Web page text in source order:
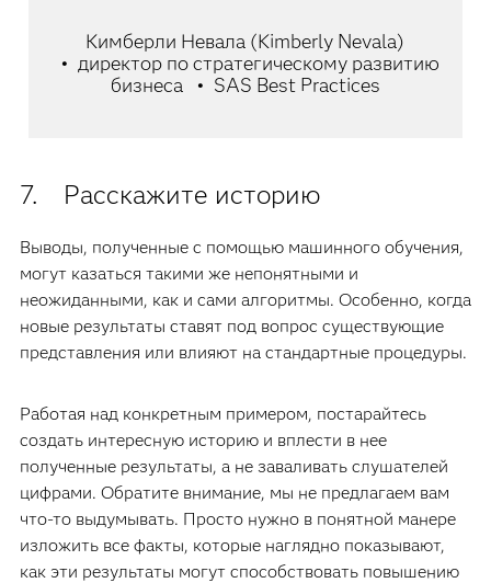
Кимберли Невала (Kimberly Nevala)
директор по стратегическому развитию
бизнеса
SAS Best Practices
7. Расскажите историю
Выводы, полученные с помощью машинного обучения,
могут казаться такими же непонятными и
неожиданными, как и сами алгоритмы. Особенно, когда
новые результаты ставят под вопрос существующие
представления или влияют на стандартные процедуры.
Работая над конкретным примером, постарайтесь
создать интересную историю и вплести в нее
полученные результаты, а не заваливать слушателей
цифрами. Обратите внимание, мы не предлагаем вам
что-то выдумывать. Просто нужно в понятной манере
изложить все факты, которые наглядно показывают,
как эти результаты могут способствовать повышению